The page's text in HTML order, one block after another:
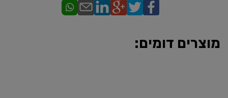
מוצרים דומים: